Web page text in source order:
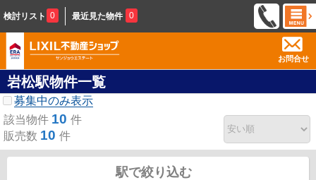
検討リスト 0 最近見た物件 0
お問合せ
岩松駅物件一覧
募集中のみ表示
該当物件 10 件
販売数 10 件
駅で絞り込む